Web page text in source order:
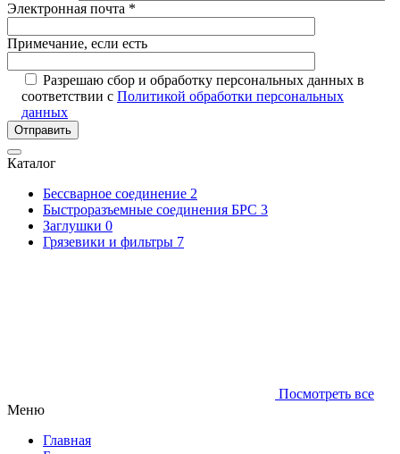
Электронная почта *
Примечание, если есть
Разрешаю сбор и обработку персональных данных в
соответствии с Политикой обработки персональных
данных
Отправить
Каталог
Бессварное соединение 2
Быстроразъемные соединения БРС 3
Заглушки 0
Грязевики и фильтры 7
Посмотреть все
Меню
Главная